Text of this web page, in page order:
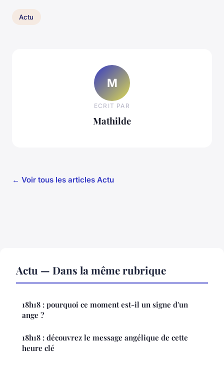
Actu
M
ECRIT PAR
Mathilde
← Voir tous les articles Actu
Actu — Dans la même rubrique
18h18 : pourquoi ce moment est-il un signe d'un
ange ?
18h18 : découvrez le message angélique de cette
heure clé